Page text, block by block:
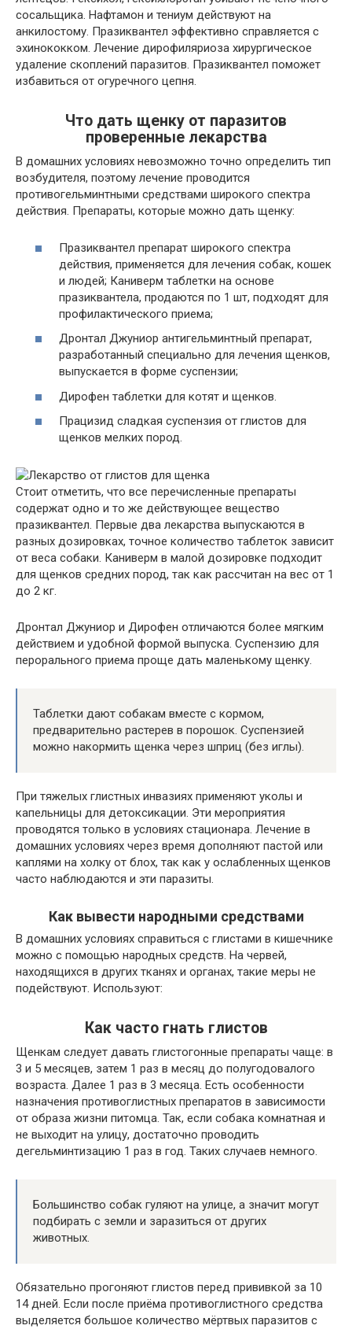
сосальщика. Нафтамон и тениум действуют на
анкилостому. Празиквантел эффективно справляется с
эхинококком. Лечение дирофиляриоза хирургическое
удаление скоплений паразитов. Празиквантел поможет
избавиться от огуречного цепня.
Что дать щенку от паразитов
проверенные лекарства
В домашних условиях невозможно точно определить тип
возбудителя, поэтому лечение проводится
противогельминтными средствами широкого спектра
действия. Препараты, которые можно дать щенку:
Празиквантел препарат широкого спектра
действия, применяется для лечения собак, кошек
и людей; Каниверм таблетки на основе
празиквантела, продаются по 1 шт, подходят для
профилактического приема;
Дронтал Джуниор антигельминтный препарат,
разработанный специально для лечения щенков,
выпускается в форме суспензии;
Дирофен таблетки для котят и щенков.
Працизид сладкая суспензия от глистов для
щенков мелких пород.
Стоит отметить, что все перечисленные препараты
содержат одно и то же действующее вещество
празиквантел. Первые два лекарства выпускаются в
разных дозировках, точное количество таблеток зависит
от веса собаки. Каниверм в малой дозировке подходит
для щенков средних пород, так как рассчитан на вес от 1
до 2 кг.
Дронтал Джуниор и Дирофен отличаются более мягким
действием и удобной формой выпуска. Суспензию для
перорального приема проще дать маленькому щенку.
Таблетки дают собакам вместе с кормом,
предварительно растерев в порошок. Суспензией
можно накормить щенка через шприц (без иглы).
При тяжелых глистных инвазиях применяют уколы и
капельницы для детоксикации. Эти мероприятия
проводятся только в условиях стационара. Лечение в
домашних условиях через время дополняют пастой или
каплями на холку от блох, так как у ослабленных щенков
часто наблюдаются и эти паразиты.
Как вывести народными средствами
В домашних условиях справиться с глистами в кишечнике
можно с помощью народных средств. На червей,
находящихся в других тканях и органах, такие меры не
подействуют. Используют:
Как часто гнать глистов
Щенкам следует давать глистогонные препараты чаще: в
3 и 5 месяцев, затем 1 раз в месяц до полугодовалого
возраста. Далее 1 раз в 3 месяца. Есть особенности
назначения противоглистных препаратов в зависимости
от образа жизни питомца. Так, если собака комнатная и
не выходит на улицу, достаточно проводить
дегельминтизацию 1 раз в год. Таких случаев немного.
Большинство собак гуляют на улице, а значит могут
подбирать с земли и заразиться от других
животных.
Обязательно прогоняют глистов перед прививкой за 10
14 дней. Если после приёма противоглистного средства
выделяется большое количество мёртвых паразитов с